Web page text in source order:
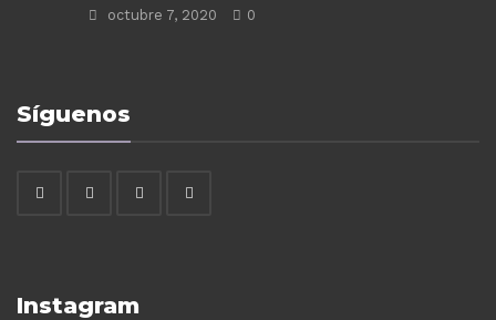
octubre 7, 2020 0
Síguenos
Instagram